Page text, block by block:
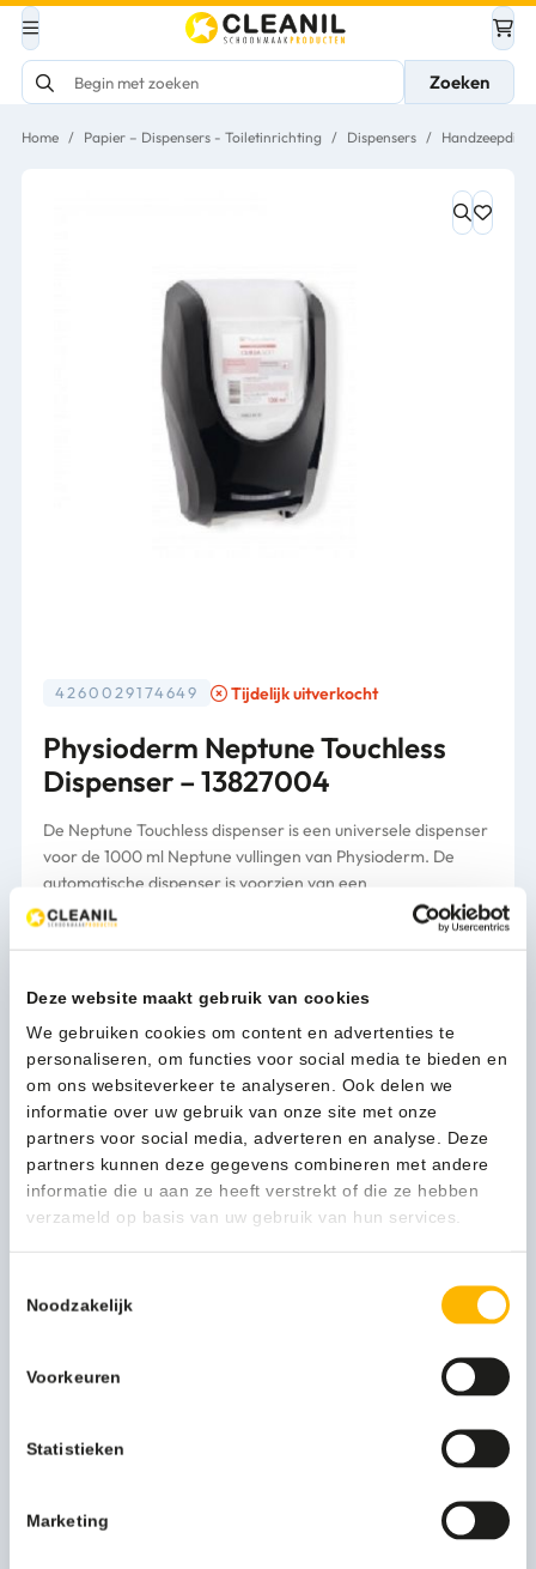
Deze website maakt gebruik van cookies
We gebruiken cookies om content en advertenties te
personaliseren, om functies voor social media te bieden en
om ons websiteverkeer te analyseren. Ook delen we
informatie over uw gebruik van onze site met onze
partners voor social media, adverteren en analyse. Deze
partners kunnen deze gegevens combineren met andere
informatie die u aan ze heeft verstrekt of die ze hebben
verzameld op basis van uw gebruik van hun services.
Noodzakelijk
Voorkeuren
Statistieken
Marketing
Zoeken
Home / Papier – Dispensers - Toiletinrichting / Dispensers /
4260029174649 Tijdelijk uitverkocht
Physioderm Neptune Touchless
Dispenser – 13827004
De Neptune Touchless dispenser is een universele dispenser
voor de 1000 ml Neptune vullingen van Physioderm. De
automatische dispenser is voorzien van een
infraroodsensor en biedt een optimale hygiëne, doordat er
geen direct contact is tussen de handen en de dispenser. De
en is eenvoudig bij te vullen. Ook verkrijgbaar in het wit.
Afmetingen: * Hoogte: ca. 268 mm * Breedte: ca. 161 mm *
Diepte: ca. 101 mm
Houd mij op de hoogte. Neem contact op
Verpakking per stuk
Beschrijving